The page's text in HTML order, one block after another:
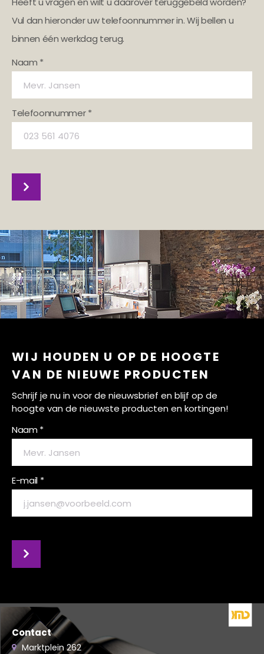
Vul dan hieronder uw telefoonnummer in. Wij bellen u
binnen één werkdag terug.
Naam *
Telefoonnummer *
WIJ HOUDEN U OP DE HOOGTE
VAN DE NIEUWE PRODUCTEN
Schrijf je nu in voor de nieuwsbrief en blijf op de
hoogte van de nieuwste producten en kortingen!
Naam *
E-mail *
Contact
Marktplein 262